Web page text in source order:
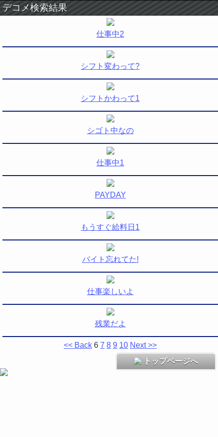
デコメ検索結果
仕事中2
シフト変わって?
シフトかわって1
シゴト中なの
仕事中1
PAYDAY
もうすぐ給料日1
バイト忘れてた!
仕事楽しいよ
残業だよ
<< Back 6 7 8 9 10 Next >>
トップページへ